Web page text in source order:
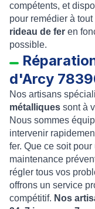
compétents, et
pour remédier à
rideau de fer en
possible.
d'Arcy
Nos artisans
métalliques sont à
Nous sommes
intervenir
fer. Que ce soit pour
maintenance
régler tous vos
offrons un service
compétitif. Nos